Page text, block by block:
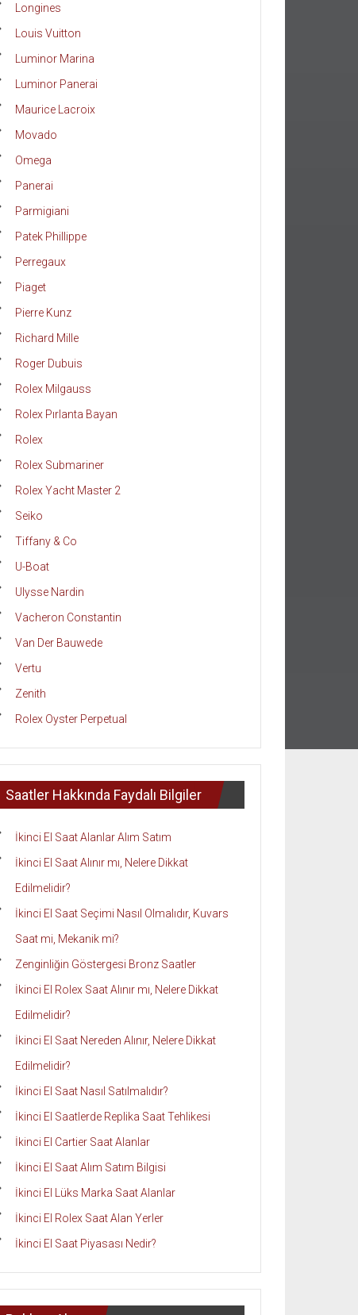
Longines
Louis Vuitton
Luminor Marina
Luminor Panerai
Maurice Lacroix
Movado
Omega
Panerai
Parmigiani
Patek Phillippe
Perregaux
Piaget
Pierre Kunz
Richard Mille
Roger Dubuis
Rolex Milgauss
Rolex Pırlanta Bayan
Rolex
Rolex Submariner
Rolex Yacht Master 2
Seiko
Tiffany & Co
U-Boat
Ulysse Nardin
Vacheron Constantin
Van Der Bauwede
Vertu
Zenith
Rolex Oyster Perpetual
Saatler Hakkında Faydalı Bilgiler
İkinci El Saat Alanlar Alım Satım
İkinci El Saat Alınır mı, Nelere Dikkat
Edilmelidir?
İkinci El Saat Seçimi Nasıl Olmalıdır, Kuvars
Saat mi, Mekanik mi?
Zenginliğin Göstergesi Bronz Saatler
İkinci El Rolex Saat Alınır mı, Nelere Dikkat
Edilmelidir?
İkinci El Saat Nereden Alınır, Nelere Dikkat
Edilmelidir?
İkinci El Saat Nasıl Satılmalıdır?
İkinci El Saatlerde Replika Saat Tehlikesi
İkinci El Cartier Saat Alanlar
İkinci El Saat Alım Satım Bilgisi
İkinci El Lüks Marka Saat Alanlar
İkinci El Rolex Saat Alan Yerler
İkinci El Saat Piyasası Nedir?